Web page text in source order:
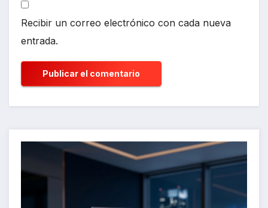
Recibir un correo electrónico con cada nueva
entrada.